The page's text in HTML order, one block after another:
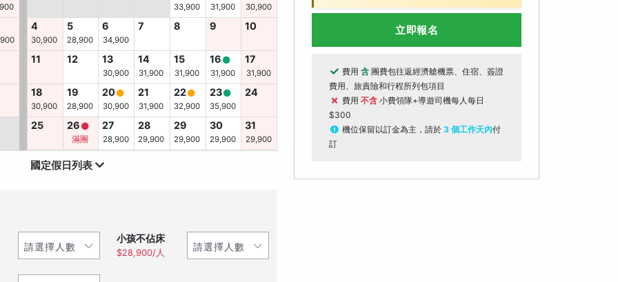
33,900 31,900 30,900
4
30,900
5
28,900
6
34,900
7 8 9 10
11 12 13
30,900
14
31,900
15
31,900
16
31,900
17
31,900
18
30,900
19
28,900
20
30,900
21
31,900
22
32,900
23
35,900
24
25 26
滿團
27
28,900
28
29,900
29
29,900
30
29,900
31
29,900
國定假日列表
小孩不佔床
$28,900/人
立即報名
費用 含 團費包往返經濟艙機票、住宿、簽證
費用、旅責險和行程所列包項目
費用 不含 小費領隊+導遊司機每人每日
$300
機位保留以訂金為主，請於 3 個工作天內付
訂